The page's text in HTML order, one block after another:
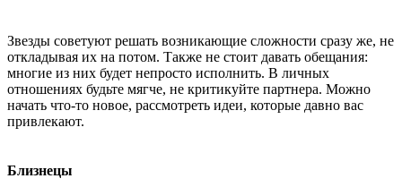
Звезды советуют решать возникающие сложности сразу же, не
откладывая их на потом. Также не стоит давать обещания:
многие из них будет непросто исполнить. В личных
отношениях будьте мягче, не критикуйте партнера. Можно
начать что-то новое, рассмотреть идеи, которые давно вас
привлекают.
Близнецы